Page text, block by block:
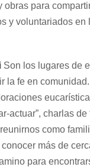
obras para
y voluntariados
Son los lugares de
la fe en
actuar”, charlas
como
más de
para